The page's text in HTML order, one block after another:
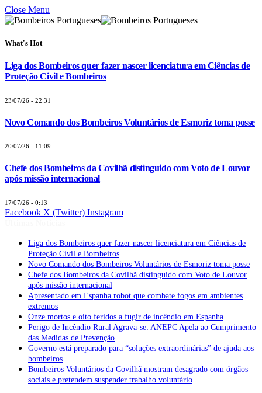
Close Menu
What's Hot
Liga dos Bombeiros quer fazer nascer licenciatura em Ciências de
Proteção Civil e Bombeiros
23/07/26 - 22:31
Novo Comando dos Bombeiros Voluntários de Esmoriz toma posse
20/07/26 - 11:09
Chefe dos Bombeiros da Covilhã distinguido com Voto de Louvor
após missão internacional
17/07/26 - 0:13
Facebook X (Twitter) Instagram
Liga dos Bombeiros quer fazer nascer licenciatura em Ciências de
Proteção Civil e Bombeiros
Novo Comando dos Bombeiros Voluntários de Esmoriz toma posse
Chefe dos Bombeiros da Covilhã distinguido com Voto de Louvor
após missão internacional
Apresentado em Espanha robot que combate fogos em ambientes
extremos
Onze mortos e oito feridos a fugir de incêndio em Espanha
Perigo de Incêndio Rural Agrava-se: ANEPC Apela ao Cumprimento
das Medidas de Prevenção
Governo está preparado para “soluções extraordinárias” de ajuda aos
bombeiros
Bombeiros Voluntários da Covilhã mostram desagrado com órgãos
sociais e pretendem suspender trabalho voluntário